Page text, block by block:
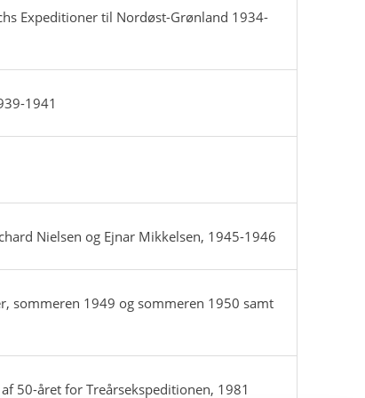
Expeditioner til Nordøst-Grønland 1934-
1941
Nielsen og Ejnar Mikkelsen, 1945-1946
sommeren 1949 og sommeren 1950 samt
50-året for Treårsekspeditionen, 1981